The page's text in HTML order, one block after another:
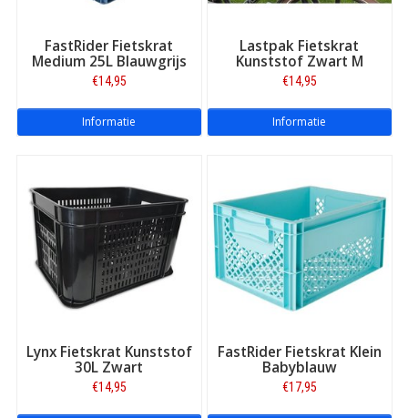
FastRider Fietskrat
Medium 25L Blauwgrijs
€14,95
Informatie
Lastpak Fietskrat
Kunststof Zwart M
€14,95
Informatie
Lynx Fietskrat Kunststof
30L Zwart
€14,95
FastRider Fietskrat Klein
Babyblauw
€17,95